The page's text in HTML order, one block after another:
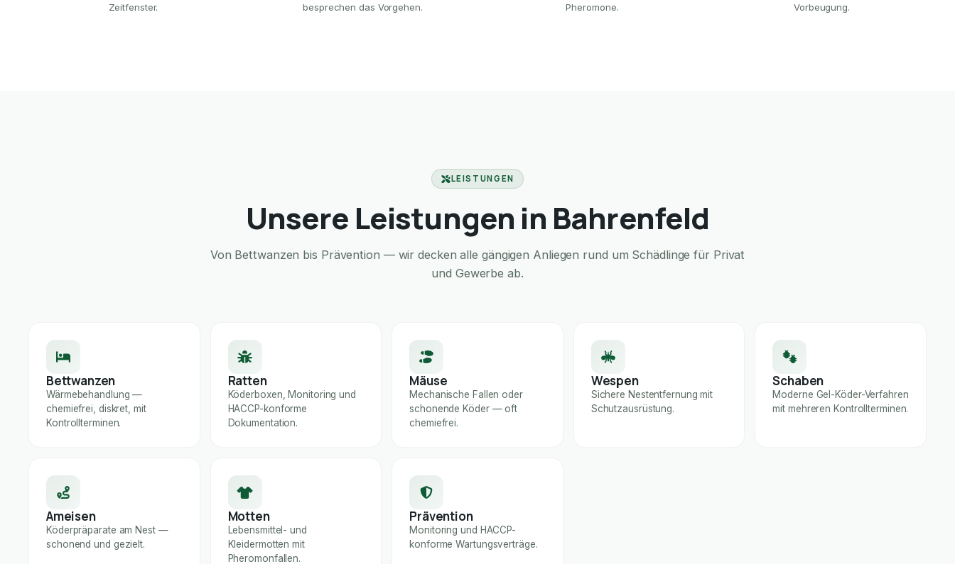
Zeitfenster.
besprechen das Vorgehen.
Pheromone.
Vorbeugung.
LEISTUNGEN
Unsere Leistungen in Bahrenfeld
Von Bettwanzen bis Prävention — wir decken alle gängigen Anliegen rund um Schädlinge für Privat
und Gewerbe ab.
Bettwanzen
Wärmebehandlung —
chemiefrei, diskret, mit
Kontrollterminen.
Ratten
Köderboxen, Monitoring und
HACCP-konforme
Dokumentation.
Mäuse
Mechanische Fallen oder
schonende Köder — oft
chemiefrei.
Wespen
Sichere Nestentfernung mit
Schutzausrüstung.
Schaben
Moderne Gel-Köder-Verfahren
mit mehreren Kontrollterminen.
Ameisen
Köderpräparate am Nest —
schonend und gezielt.
Motten
Lebensmittel- und
Kleidermotten mit
Pheromonfallen.
Prävention
Monitoring und HACCP-
konforme Wartungsverträge.